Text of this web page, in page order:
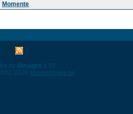
Momente
by 4images 1.10
2026 4homepages.de